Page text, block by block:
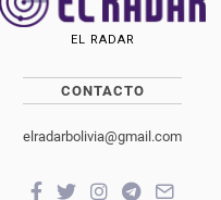
EL RADAR
CONTACTO
elradarbolivia@gmail.com